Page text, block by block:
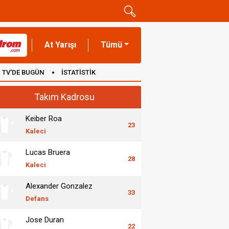
At Yarışı Tümü
TV'DE BUGÜN İSTATİSTİK
Takım Kadrosu
Keiber Roa
Kaleci
23
Lucas Bruera
Kaleci
28
Alexander Gonzalez
Defans
33
Jose Duran
22